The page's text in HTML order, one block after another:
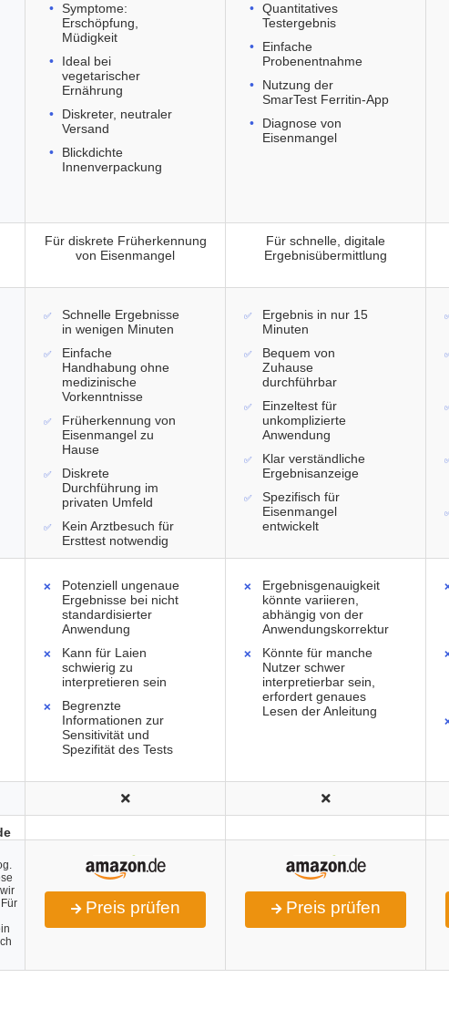
Symptome:
Erschöpfung,
Müdigkeit
Ideal bei
vegetarischer
Ernährung
Diskreter, neutraler
Versand
Blickdichte
Innenverpackung
Quantitatives
Testergebnis
Einfache
Probenentnahme
Nutzung der
SmarTest Ferritin-App
Diagnose von
Eisenmangel
Für diskrete Früherkennung
von Eisenmangel
Für schnelle, digitale
Ergebnisübermittlung
Schnelle Ergebnisse
in wenigen Minuten
Einfache
Handhabung ohne
medizinische
Vorkenntnisse
Früherkennung von
Eisenmangel zu
Hause
Diskrete
Durchführung im
privaten Umfeld
Kein Arztbesuch für
Ersttest notwendig
Ergebnis in nur 15
Minuten
Bequem von
Zuhause
durchführbar
Einzeltest für
unkomplizierte
Anwendung
Klar verständliche
Ergebnisanzeige
Spezifisch für
Eisenmangel
entwickelt
Potenziell ungenaue
Ergebnisse bei nicht
standardisierter
Anwendung
Kann für Laien
schwierig zu
interpretieren sein
Begrenzte
Informationen zur
Sensitivität und
Spezifität des Tests
Ergebnisgenauigkeit
könnte variieren,
abhängig von der
Anwendungskorrektur
Könnte für manche
Nutzer schwer
interpretierbar sein,
erfordert genaues
Lesen der Anleitung
Preis prüfen Preis prüfen